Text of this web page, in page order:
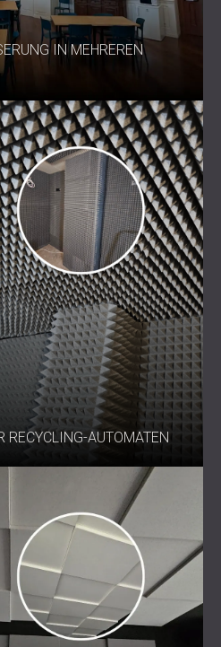
IN MEHREREN
RECYCLING-AUTOMATEN